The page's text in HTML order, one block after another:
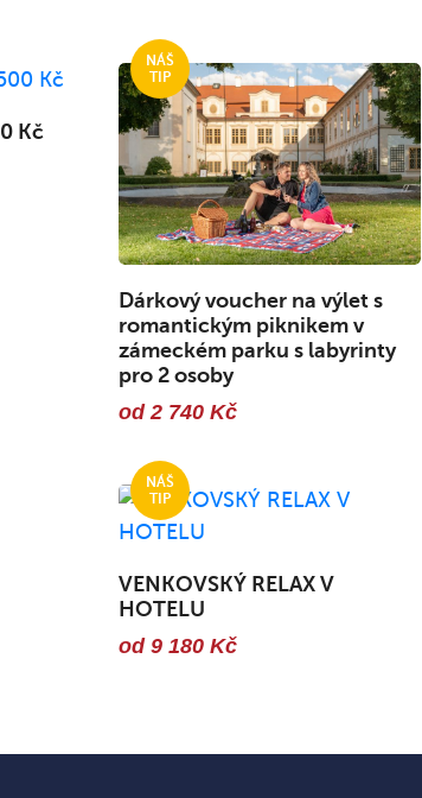
Kč
Dárkový voucher na výlet s
romantickým piknikem v
zámeckém parku s labyrinty
pro 2 osoby
od 2 740 Kč
VENKOVSKÝ RELAX V
HOTELU
od 9 180 Kč